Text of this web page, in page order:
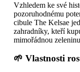
Vzhledem ke své
pozoruhodnému
cibule The Kelsae
zahradníky, kteří
mimořádnou
🌱 Vlastnosti